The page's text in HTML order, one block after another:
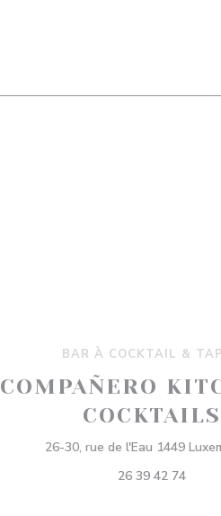
BAR À COCKTAIL &
COMPAÑERO
COCKTAILS
26-30, rue de l'Eau 1449
26 39 42 74